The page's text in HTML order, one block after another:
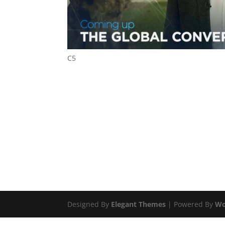
C5
Designed By Elegant Themes | Powered By